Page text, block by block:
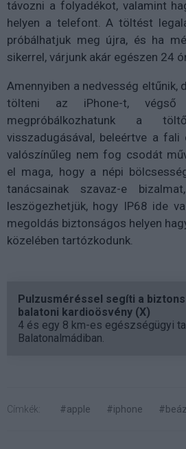
távozni a folyadékot, valamint
helyen a telefont. A töltést
próbálhatjuk meg újra, és ha
sikerrel, várjunk akár egészen 24
Amennyiben a nedvesség eltűnik,
tölteni az iPhone-t, végső
megpróbálkozhatunk a
visszadugásával, beleértve a
valószínűleg nem fog csodát
el maga, hogy a népi
tanácsainak szavaz-e
leszögezhetjük, hogy IP68 ide
megoldás biztonságos helyen
közelében tartózkodunk.
Pulzusméréssel segíti a
balatoni kardioösvény (X)
4 és egy 8 km-es egészségügyi
Balatonalmádiban.
Címkék: #apple #iphone